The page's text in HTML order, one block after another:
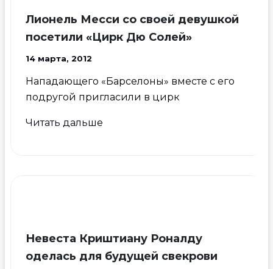
след
Лионель Месси со своей девушкой
посетили «Цирк Дю Солей»
14 марта, 2012
Нападающего «Барселоны» вместе с его
подругой пригласили в цирк
Лионель
Дю
Читать дальше
Невеста Криштиану Роналду
оделась для будущей свекрови